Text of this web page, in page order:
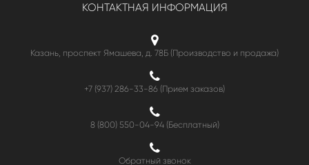
КОНТАКТНАЯ ИНФОРМАЦИЯ
Казань, проспект Ямашева, д. 78Б (Производство и продажа)
+7 (937) 286-33-86 (Прием заказов)
8 (800) 550-04-94(Бесплатный)
Обратный звонок